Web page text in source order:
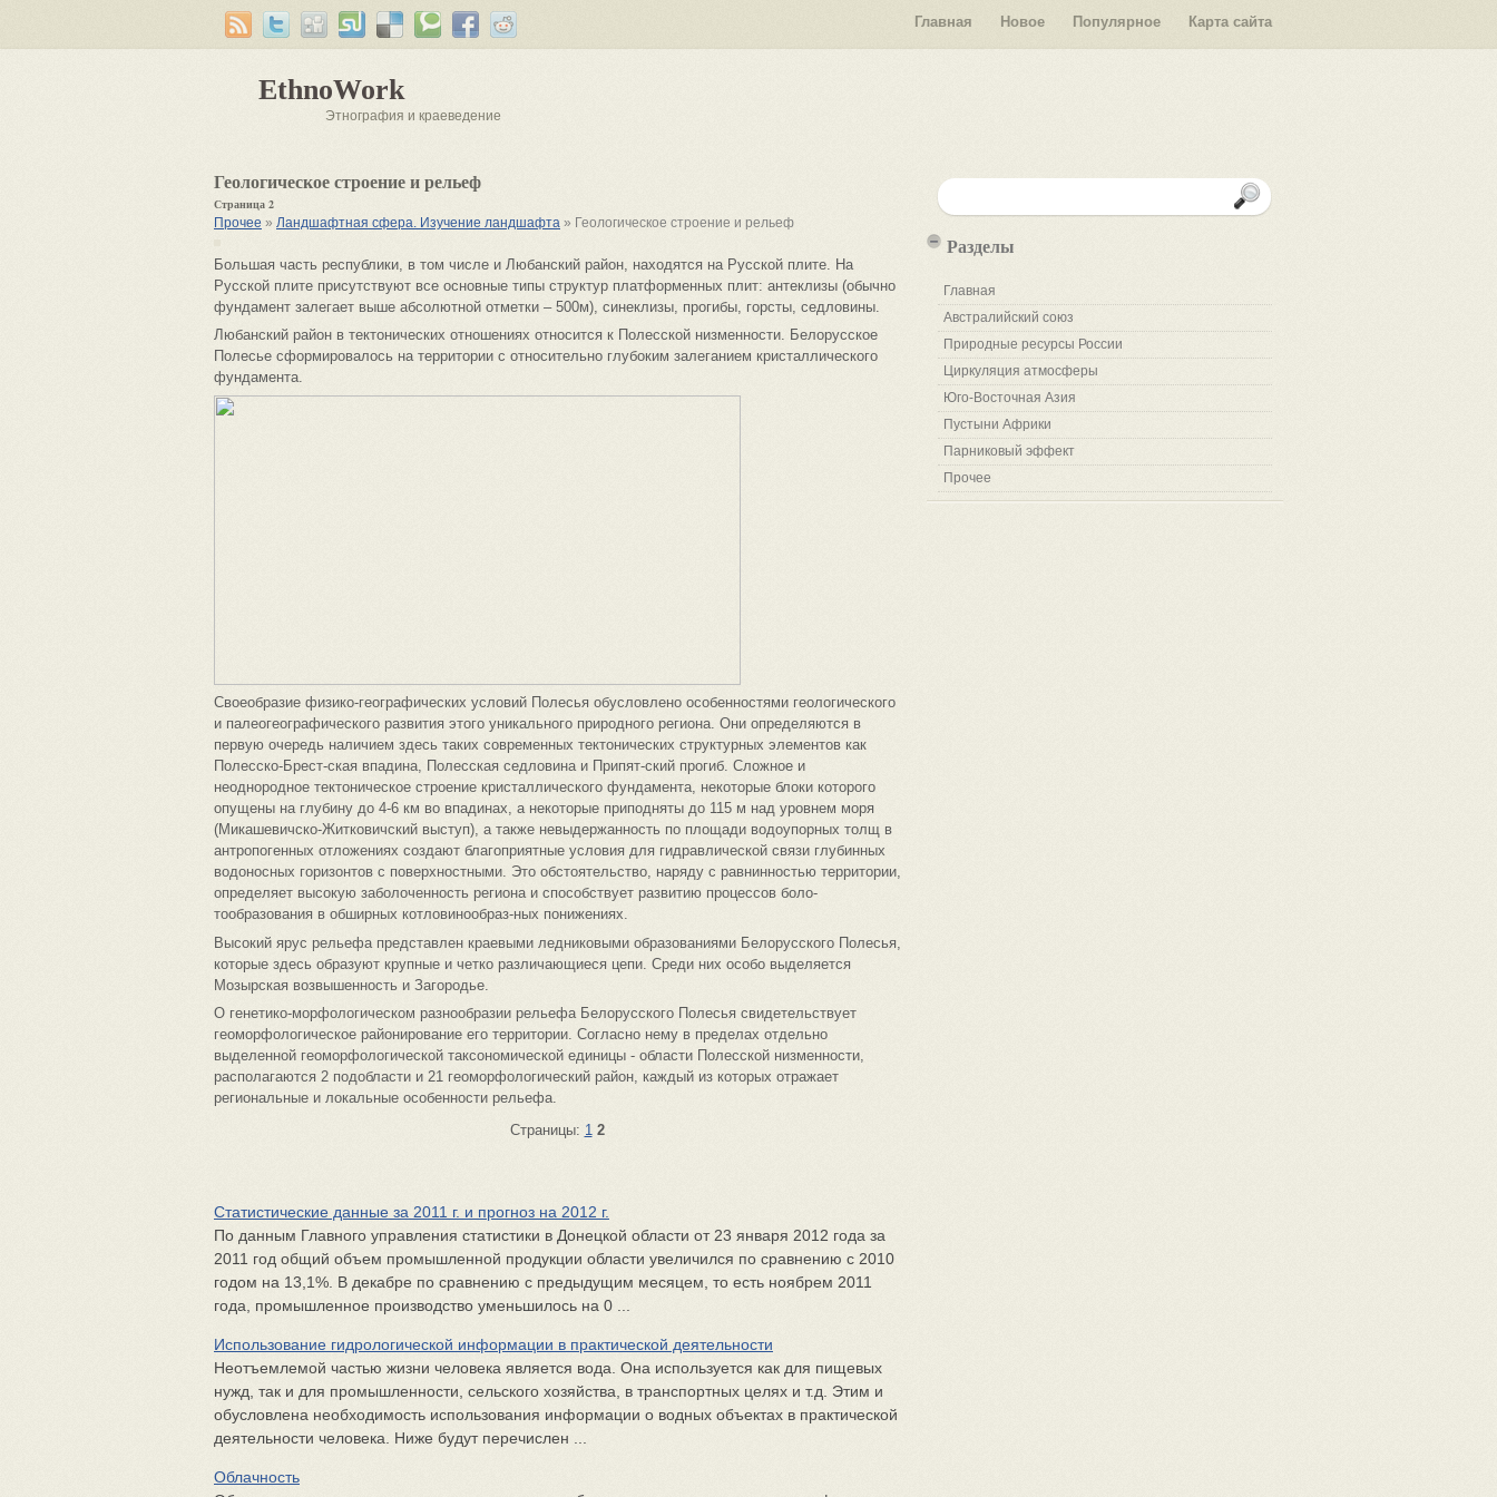
EthnoWork
Этнография и краеведение
Главная Новое Популярное Карта сайта
Геологическое строение и рельеф
Страница 2
Прочее » Ландшафтная сфера. Изучение ландшафта » Геологическое строение и рельеф
Большая часть республики, в том числе и Любанский район, находятся на Русской плите. На
Русской плите присутствуют все основные типы структур платформенных плит: антеклизы (обычно
фундамент залегает выше абсолютной отметки – 500м), синеклизы, прогибы, горсты, седловины.
Любанский район в тектонических отношениях относится к Полесской низменности. Белорусское
Полесье сформировалось на территории с относительно глубоким залеганием кристаллического
фундамента.
Своеобразие физико-географических условий Полесья обусловлено особенностями геологического
и палеогеографического развития этого уникального природного региона. Они определяются в
первую очередь наличием здесь таких современных тектонических структурных элементов как
Полесско-Брест-ская впадина, Полесская седловина и Припят-ский прогиб. Сложное и
неоднородное тектоническое строение кристаллического фундамента, некоторые блоки которого
опущены на глубину до 4-6 км во впадинах, а некоторые приподняты до 115 м над уровнем моря
(Микашевичско-Житковичский выступ), а также невыдержанность по площади водоупорных толщ в
антропогенных отложениях создают благоприятные условия для гидравлической связи глубинных
водоносных горизонтов с поверхностными. Это обстоятельство, наряду с равнинностью территории,
определяет высокую заболоченность региона и способствует развитию процессов боло-
тообразования в обширных котловинообраз-ных понижениях.
Высокий ярус рельефа представлен краевыми ледниковыми образованиями Белорусского Полесья,
которые здесь образуют крупные и четко различающиеся цепи. Среди них особо выделяется
Мозырская возвышенность и Загородье.
О генетико-морфологическом разнообразии рельефа Белорусского Полесья свидетельствует
геоморфологическое районирование его территории. Согласно нему в пределах отдельно
выделенной геоморфологической таксономической единицы - области Полесской низменности,
располагаются 2 подобласти и 21 геоморфологический район, каждый из которых отражает
региональные и локальные особенности рельефа.
Страницы: 1 2
Статистические данные за 2011 г. и прогноз на 2012 г.
По данным Главного управления статистики в Донецкой области от 23 января 2012 года за
2011 год общий объем промышленной продукции области увеличился по сравнению с 2010
годом на 13,1%. В декабре по сравнению с предыдущим месяцем, то есть ноябрем 2011
года, промышленное производство уменьшилось на 0 ...
Использование гидрологической информации в практической деятельности
Неотъемлемой частью жизни человека является вода. Она используется как для пищевых
нужд, так и для промышленности, сельского хозяйства, в транспортных целях и т.д. Этим и
обусловлена необходимость использования информации о водных объектах в практической
деятельности человека. Ниже будут перечислен ...
Облачность
Разделы
Главная
Австралийский союз
Природные ресурсы России
Циркуляция атмосферы
Юго-Восточная Азия
Пустыни Африки
Парниковый эффект
Прочее